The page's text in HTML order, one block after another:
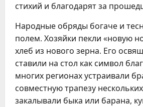
стихий и благодарят за
Народные обряды богаче и
полем. Хозяйки пекли «новую
хлеб из нового зерна. Его
ставили на стол как символ
многих регионах устраивали
совместную трапезу
закалывали быка или барана,